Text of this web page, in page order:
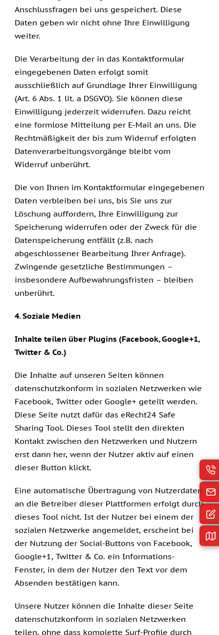
Anschlussfragen bei uns gespeichert. Diese
Daten geben wir nicht ohne Ihre Einwilligung
weiter.
Die Verarbeitung der in das Kontaktformular
eingegebenen Daten erfolgt somit
ausschließlich auf Grundlage Ihrer Einwilligung
(Art. 6 Abs. 1 lit. a DSGVO). Sie können diese
Einwilligung jederzeit widerrufen. Dazu reicht
eine formlose Mitteilung per E-Mail an uns. Die
Rechtmäßigkeit der bis zum Widerruf erfolgten
Datenverarbeitungsvorgänge bleibt vom
Widerruf unberührt.
Die von Ihnen im Kontaktformular eingegebenen
Daten verbleiben bei uns, bis Sie uns zur
Löschung auffordern, Ihre Einwilligung zur
Speicherung widerrufen oder der Zweck für die
Datenspeicherung entfällt (z.B. nach
abgeschlossener Bearbeitung Ihrer Anfrage).
Zwingende gesetzliche Bestimmungen –
insbesondere Aufbewahrungsfristen – bleiben
unberührt.
4. Soziale Medien
Inhalte teilen über Plugins (Facebook, Google+1,
Twitter & Co.)
Die Inhalte auf unseren Seiten können
datenschutzkonform in sozialen Netzwerken wie
Facebook, Twitter oder Google+ geteilt werden.
Diese Seite nutzt dafür das eRecht24 Safe
Sharing Tool. Dieses Tool stellt den direkten
Kontakt zwischen den Netzwerken und Nutzern
erst dann her, wenn der Nutzer aktiv auf einen
dieser Button klickt.
Eine automatische Übertragung von Nutzerdaten
an die Betreiber dieser Plattformen erfolgt durch
dieses Tool nicht. Ist der Nutzer bei einem der
sozialen Netzwerke angemeldet, erscheint bei
der Nutzung der Social-Buttons von Facebook,
Google+1, Twitter & Co. ein Informations-
Fenster, in dem der Nutzer den Text vor dem
Absenden bestätigen kann.
Unsere Nutzer können die Inhalte dieser Seite
datenschutzkonform in sozialen Netzwerken
teilen, ohne dass komplette Surf-Profile durch